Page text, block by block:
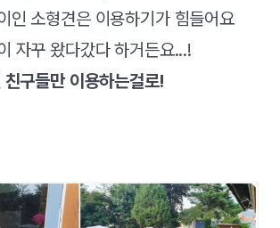
인 소형견은 이용하기가 힘들어요
자꾸 왔다갔다 하거든요...!
구들만 이용하는걸로!